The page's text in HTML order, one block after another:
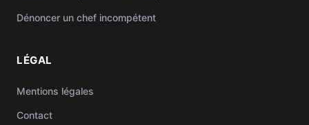
Dénoncer un chef incompétent
LÉGAL
Mentions légales
Contact